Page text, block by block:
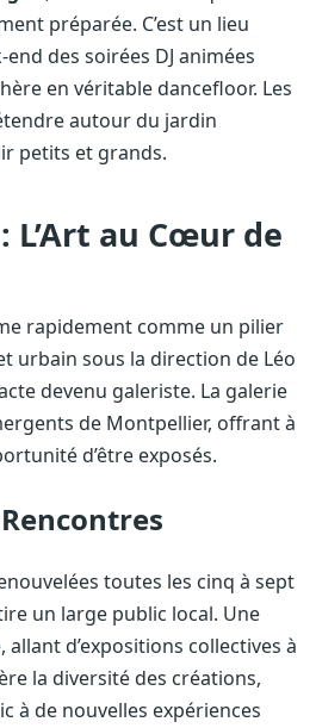
préparée. C’est un lieu
des soirées DJ animées
en véritable dancefloor. Les
autour du jardin
petits et grands.
L’Art au Cœur de
rapidement comme un pilier
urbain sous la direction de Léo
devenu galeriste. La galerie
de Montpellier, offrant à
d’être exposés.
toutes les cinq à sept
un large public local. Une
d’expositions collectives à
la diversité des créations,
à de nouvelles expériences